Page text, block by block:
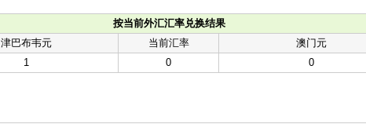
按当前外汇汇率兑换结果
津巴布韦元
当前汇率
澳门元
1
0 0